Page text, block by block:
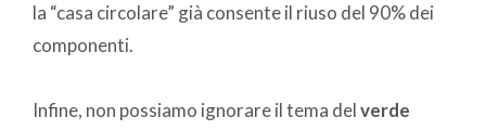
la “casa circolare” già consente il riuso del 90% dei
componenti.
Infine, non possiamo ignorare il tema delverde